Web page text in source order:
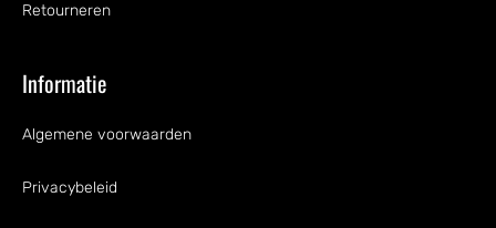
Retourneren
Informatie
Algemene voorwaarden
Privacybeleid